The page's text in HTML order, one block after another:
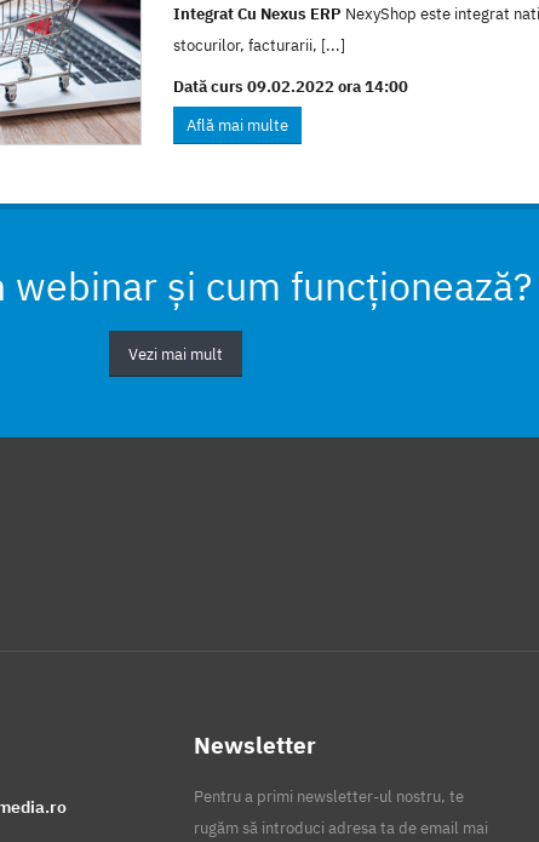
Integrat Cu Nexus ERP NexyShop este integrat
stocurilor, facturarii, [...]
Dată curs 09.02.2022 ora 14:00
Află mai multe
webinar și cum funcționează?
Vezi mai mult
Newsletter
Pentru a primi newsletter-ul nostru, te
rugăm să introduci adresa ta de email mai